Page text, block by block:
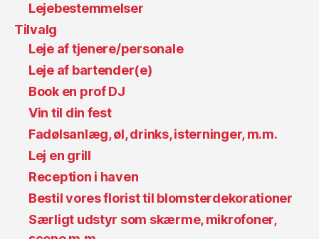
Lejebestemmelser
Tilvalg
Leje af tjenere/personale
Leje af bartender(e)
Book en prof DJ
Vin til din fest
Fadølsanlæg, øl, drinks, isterninger, m.m.
Lej en grill
Reception i haven
Bestil vores florist til blomsterdekorationer
Særligt udstyr som skærme, mikrofoner,